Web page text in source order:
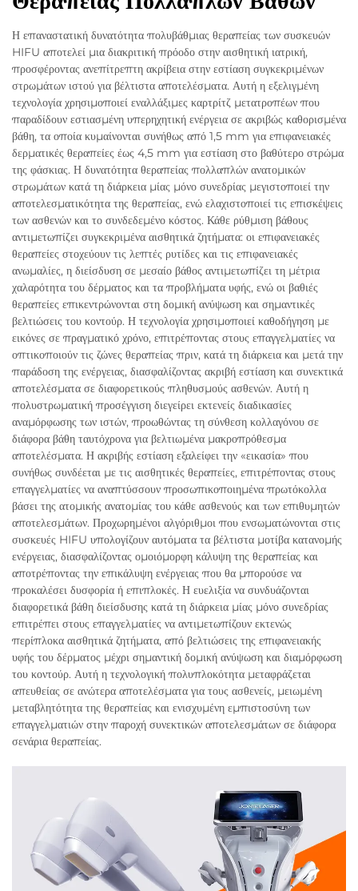
Η επαναστατική δυνατότητα πολυβάθμιας θεραπείας των συσκευών
HIFU αποτελεί μια διακριτική πρόοδο στην αισθητική ιατρική,
προσφέροντας ανεπίτρεπτη ακρίβεια στην εστίαση συγκεκριμένων
στρωμάτων ιστού για βέλτιστα αποτελέσματα. Αυτή η εξελιγμένη
τεχνολογία χρησιμοποιεί εναλλάξιμες καρτρίτζ μετατροπέων που
παραδίδουν εστιασμένη υπερηχητική ενέργεια σε ακριβώς καθορισμένα
βάθη, τα οποία κυμαίνονται συνήθως από 1,5 mm για επιφανειακές
δερματικές θεραπείες έως 4,5 mm για εστίαση στο βαθύτερο στρώμα
της φάσκιας. Η δυνατότητα θεραπείας πολλαπλών ανατομικών
στρωμάτων κατά τη διάρκεια μίας μόνο συνεδρίας μεγιστοποιεί την
αποτελεσματικότητα της θεραπείας, ενώ ελαχιστοποιεί τις επισκέψεις
των ασθενών και το συνδεδεμένο κόστος. Κάθε ρύθμιση βάθους
αντιμετωπίζει συγκεκριμένα αισθητικά ζητήματα: οι επιφανειακές
θεραπείες στοχεύουν τις λεπτές ρυτίδες και τις επιφανειακές
ανωμαλίες, η διείσδυση σε μεσαίο βάθος αντιμετωπίζει τη μέτρια
χαλαρότητα του δέρματος και τα προβλήματα υφής, ενώ οι βαθιές
θεραπείες επικεντρώνονται στη δομική ανύψωση και σημαντικές
βελτιώσεις του κοντούρ. Η τεχνολογία χρησιμοποιεί καθοδήγηση με
εικόνες σε πραγματικό χρόνο, επιτρέποντας στους επαγγελματίες να
οπτικοποιούν τις ζώνες θεραπείας πριν, κατά τη διάρκεια και μετά την
παράδοση της ενέργειας, διασφαλίζοντας ακριβή εστίαση και συνεκτικά
αποτελέσματα σε διαφορετικούς πληθυσμούς ασθενών. Αυτή η
πολυστρωματική προσέγγιση διεγείρει εκτενείς διαδικασίες
αναμόρφωσης των ιστών, προωθώντας τη σύνθεση κολλαγόνου σε
διάφορα βάθη ταυτόχρονα για βελτιωμένα μακροπρόθεσμα
αποτελέσματα. Η ακριβής εστίαση εξαλείφει την «εικασία» που
συνήθως συνδέεται με τις αισθητικές θεραπείες, επιτρέποντας στους
επαγγελματίες να αναπτύσσουν προσωπικοποιημένα πρωτόκολλα
βάσει της ατομικής ανατομίας του κάθε ασθενούς και των επιθυμητών
αποτελεσμάτων. Προχωρημένοι αλγόριθμοι που ενσωματώνονται στις
συσκευές HIFU υπολογίζουν αυτόματα τα βέλτιστα μοτίβα κατανομής
ενέργειας, διασφαλίζοντας ομοιόμορφη κάλυψη της θεραπείας και
αποτρέποντας την επικάλυψη ενέργειας που θα μπορούσε να
προκαλέσει δυσφορία ή επιπλοκές. Η ευελιξία να συνδυάζονται
διαφορετικά βάθη διείσδυσης κατά τη διάρκεια μίας μόνο συνεδρίας
επιτρέπει στους επαγγελματίες να αντιμετωπίζουν εκτενώς
περίπλοκα αισθητικά ζητήματα, από βελτιώσεις της επιφανειακής
υφής του δέρματος μέχρι σημαντική δομική ανύψωση και διαμόρφωση
του κοντούρ. Αυτή η τεχνολογική πολυπλοκότητα μεταφράζεται
απευθείας σε ανώτερα αποτελέσματα για τους ασθενείς, μειωμένη
μεταβλητότητα της θεραπείας και ενισχυμένη εμπιστοσύνη των
επαγγελματιών στην παροχή συνεκτικών αποτελεσμάτων σε διάφορα
σενάρια θεραπείας.